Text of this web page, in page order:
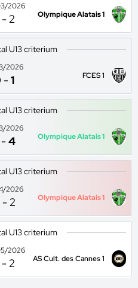
2026
-2 Olympique Alatais 1
U13 criterium
2026
-1 FCES 1
U13 criterium
2026
-4 Olympique Alatais 1
U13 criterium
2026
-2 Olympique Alatais 1
U13 criterium
2026
-2 AS Cult. des Cannes 1